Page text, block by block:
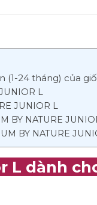
24 tháng) của
L
JUNIOR L
BY NATURE
BY NATURE
dành